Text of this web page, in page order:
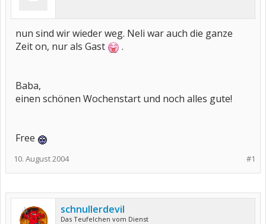
nun sind wir wieder weg. Neli war auch die ganze
Zeit on, nur als Gast
.
Baba,
einen schönen Wochenstart und noch alles gute!
Free
#1
10. August 2004
schnullerdevil
Das Teufelchen vom Dienst